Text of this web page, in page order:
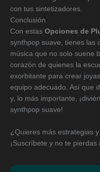
con tus sintetizadores.
Conclusión
Con estas Opciones de
synthpop suave, tienes las
música que no solo suene
corazón de quienes la
exorbitante para crear
equipo adecuado. Así que
y, lo más importante,
synthpop suave!
¿Quieres más estrategias
¡Suscríbete y no te